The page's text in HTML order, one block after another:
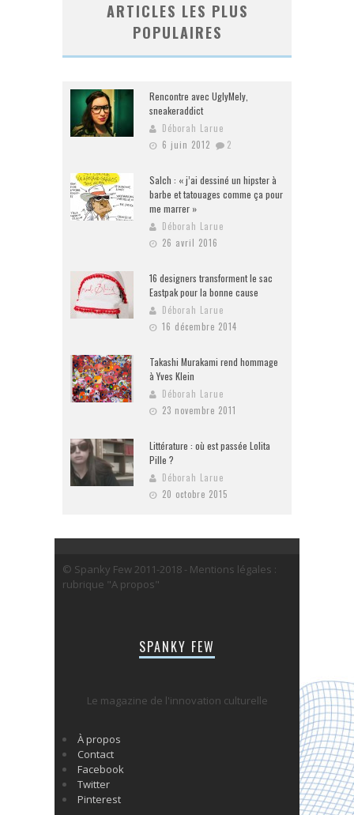
ARTICLES LES PLUS
POPULAIRES
Rencontre avec UglyMely,
sneakeraddict
Déborah Larue
6 juin 2012
2
Salch : « j’ai dessiné un hipster à
barbe et tatouages comme ça pour
me marrer »
Déborah Larue
26 avril 2016
16 designers transforment le sac
Eastpak pour la bonne cause
Déborah Larue
16 décembre 2014
Takashi Murakami rend hommage
à Yves Klein
Déborah Larue
23 novembre 2011
Littérature : où est passée Lolita
Pille ?
Déborah Larue
20 octobre 2015
© Spanky Few 2011-2018 - Mentions légales :
rubrique "A propos"
SPANKY FEW
Le magazine de l'innovation culturelle
À propos
Contact
Facebook
Twitter
Pinterest